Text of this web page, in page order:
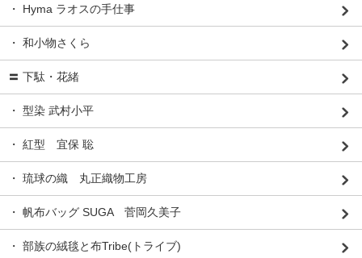
・ Hyma ラオスの手仕事
・ 和小物さくら
〓 下駄・花緒
・ 型染 武村小平
・ 紅型 宜保 聡
・ 琉球の織 丸正織物工房
・ 帆布バッグ SUGA 菅岡久美子
・ 部族の絨毯と布Tribe(トライブ)